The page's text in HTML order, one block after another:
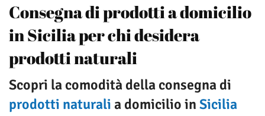
Consegna di prodotti a domicilio
in Sicilia per chi desidera
prodotti naturali
Scopri la comodità della consegna di
prodotti naturali a domicilio in Sicilia